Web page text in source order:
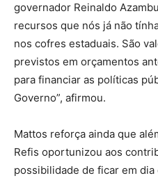
governador Reinaldo
recursos que nós já não
nos cofres estaduais. São
previstos em orçamentos
para financiar as políticas
Governo”, afirmou.
Mattos reforça ainda que
Refis oportunizou aos
possibilidade de ficar em dia